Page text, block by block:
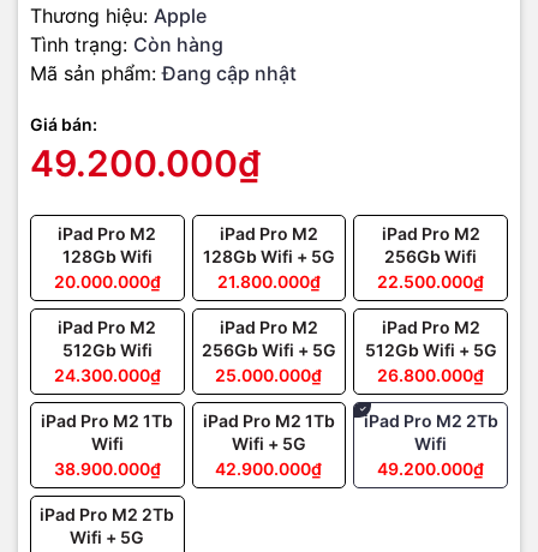
Thương hiệu: Apple
Tình trạng: Còn hàng
Mã sản phẩm: Đang cập nhật
Giá bán:
49.200.000₫
iPad Pro M2
128Gb Wifi
20.000.000₫
iPad Pro M2
128Gb Wifi + 5G
21.800.000₫
iPad Pro M2
256Gb Wifi
22.500.000₫
iPad Pro M2
512Gb Wifi
24.300.000₫
iPad Pro M2
256Gb Wifi + 5G
25.000.000₫
iPad Pro M2
512Gb Wifi + 5G
26.800.000₫
iPad Pro M2 1Tb
Wifi
38.900.000₫
iPad Pro M2 1Tb
Wifi + 5G
42.900.000₫
iPad Pro M2 2Tb
Wifi
49.200.000₫
iPad Pro M2 2Tb
Wifi + 5G
Nâng cao trải nghiệm nghe - nhìn
iPad Pro M2 ở phiên bản này sẽ có màn hình kích thước 11 inch, đủ
để bạn có thể thỏa thích vẽ vời hay xem phim được to rõ hơn.
Ngoài ra màn hình lớn còn đáp ứng tốt cho việc sử dụng đồng thời
nhiều app cùng lúc thông qua tính năng Stage Manager có trên
iPadOS 16.
Nếu cảm thấy đây vẫn là kích thước màn hình chưa làm bạn thỏa